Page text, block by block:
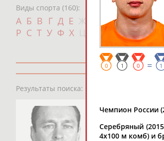
Виды спорта (160):
А Б В Г Д Е И К Л М Н О
Р С Т У Ф Х Ш Щ Э Ю
Результаты поиска:
0 1 0 = 1
Чемпион России
Серебряный
4х100 м комб) и